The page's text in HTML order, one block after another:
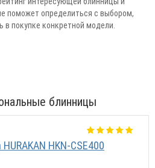
поможет определиться с выбором,
покупке конкретной модели.
блинницы
HKN-CSE400